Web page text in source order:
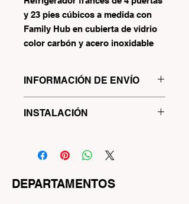
y 23 pies cúbicos a medida con
Family Hub en cubierta de vidrio
color carbón y acero inoxidable
INFORMACIÓN DE ENVÍO
MILLAS Y $2/MILLAS PARA
INSTALACIÓN
DEPARTAMENTOS